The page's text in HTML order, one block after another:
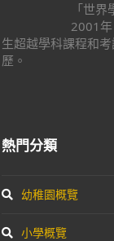
「世
2001
生超越學科課程和
歷。
熱門分類
幼稚園概覽
小學概覽